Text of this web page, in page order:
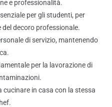
e professionalità.
per gli studenti, per
del decoro professionale.
di servizio, mantenendo
per la lavorazione di
cucinare in casa con la stessa